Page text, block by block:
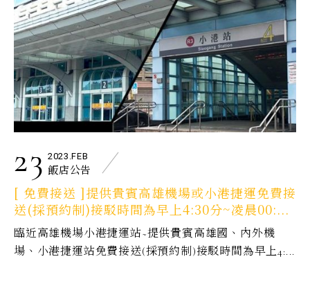
23 2023.FEB
飯店公告
[ 免費接送 ]提供貴賓高雄機場或小港捷運免費接
送(採預約制)接駁時間為早上4:30分~凌晨00:...
臨近高雄機場小港捷運站~提供貴賓高雄國、內外機
場、小港捷運站免費接送(採預約制)接駁時間為早上4:...